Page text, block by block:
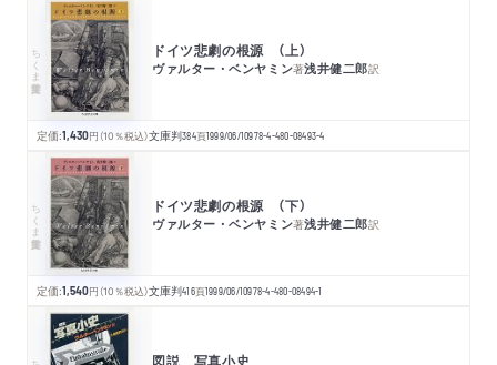
ちくま学芸文庫 ドイツ悲劇の根源 （上）
ヴァルター・ベンヤミン著浅井健二郎訳
定価:1,430円 （10％税込）文庫判384頁1999/06/10978-4-480-08493-4
ちくま学芸文庫 ドイツ悲劇の根源 （下）
ヴァルター・ベンヤミン著浅井健二郎訳
定価:1,540円 （10％税込）文庫判416頁1999/06/10978-4-480-08494-1
図説 写真小史